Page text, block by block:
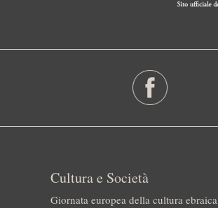
Cultura e Società
Giornata europea della cultura ebraica